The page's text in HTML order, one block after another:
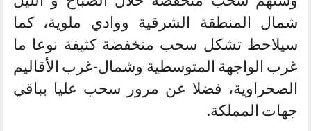
شمال المنطقة الشرقية ووادي ملوية، كما
سيلاحظ تشكل سحب منخفضة كثيفة نوعا ما
غرب الواجهة المتوسطية وشمال-غرب الأقاليم
الصحراوية، فضلا عن مرور سحب عليا بباقي
جهات المملكة.